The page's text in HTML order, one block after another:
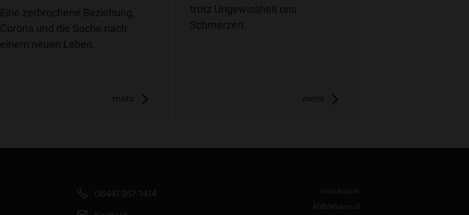
Eine zerbrochene Beziehung,
Corona und die Suche nach
einem neuen Leben.
mehr
trotz Ungewissheit uns
Schmerzen.
mehr
06441 957-1414
Impressum
AGB/Widerruf